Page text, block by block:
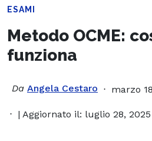
ESAMI
Metodo OCME:
funziona
Da Angela Cestaro marzo
| Aggiornato il: luglio 28, 2025